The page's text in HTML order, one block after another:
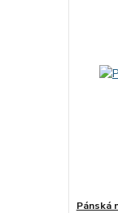
Pánská